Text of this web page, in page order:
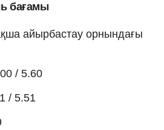
бағамы
айырбастау орнындағы
/ 5.60
/ 5.51